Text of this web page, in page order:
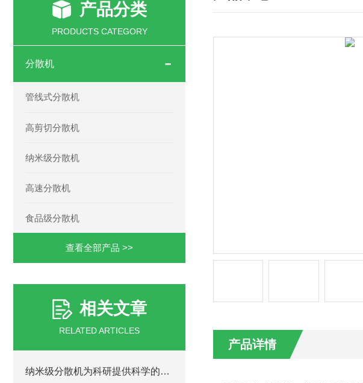
产品分类
PRODUCTS CATEGORY
分散机
管线式分散机
高剪切分散机
纳米级分散机
高速分散机
食品级分散机
查看全部产品 >>
相关文章
RELATED ARTICLES
纳米级分散机为科研提供科学的工艺依据
产品详情